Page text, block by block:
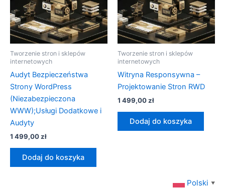
Tworzenie stron i sklepów
internetowych
Audyt Bezpieczeństwa
Strony WordPress
(Niezabezpieczona
WWW);Usługi Dodatkowe i
Audyty
1 499,00zł
Dodaj do koszyka
Tworzenie stron i sklepów
internetowych
Witryna Responsywna –
Projektowanie Stron RWD
1 499,00zł
Dodaj do koszyka
Polski ▼